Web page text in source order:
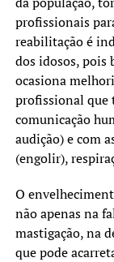
profissionais
reabilitação é
dos idosos, pois
ocasiona
profissional que
comunicação
audição) e com
(engolir),
O
não apenas na
mastigação, na
que pode